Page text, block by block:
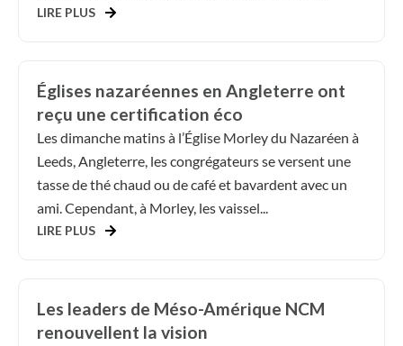
LIRE PLUS
Églises nazaréennes en Angleterre ont
reçu une certification éco
Les dimanche matins à l’Église Morley du Nazaréen à
Leeds, Angleterre, les congrégateurs se versent une
tasse de thé chaud ou de café et bavardent avec un
ami. Cependant, à Morley, les vaissel...
LIRE PLUS
Les leaders de Méso-Amérique NCM
renouvellent la vision